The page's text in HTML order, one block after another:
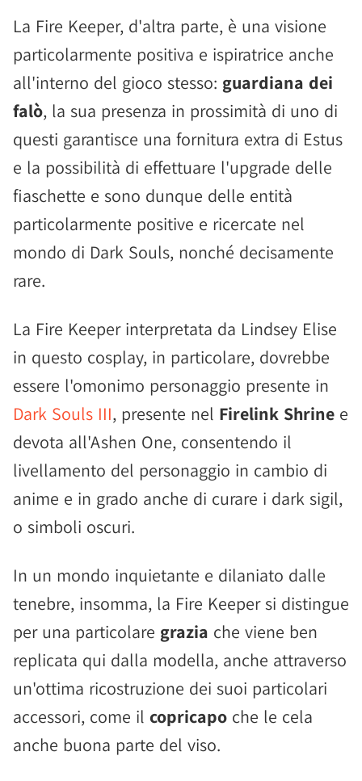
La Fire Keeper, d'altra parte, è una visione
particolarmente positiva e ispiratrice anche
all'interno del gioco stesso: guardiana dei
falò, la sua presenza in prossimità di uno di
questi garantisce una fornitura extra di Estus
e la possibilità di effettuare l'upgrade delle
fiaschette e sono dunque delle entità
particolarmente positive e ricercate nel
mondo di Dark Souls, nonché decisamente
rare.
La Fire Keeper interpretata da Lindsey Elise
in questo cosplay, in particolare, dovrebbe
essere l'omonimo personaggio presente in
Dark Souls III, presente nel Firelink Shrine e
devota all'Ashen One, consentendo il
livellamento del personaggio in cambio di
anime e in grado anche di curare i dark sigil,
o simboli oscuri.
In un mondo inquietante e dilaniato dalle
tenebre, insomma, la Fire Keeper si distingue
per una particolare grazia che viene ben
replicata qui dalla modella, anche attraverso
un'ottima ricostruzione dei suoi particolari
accessori, come il copricapo che le cela
anche buona parte del viso.